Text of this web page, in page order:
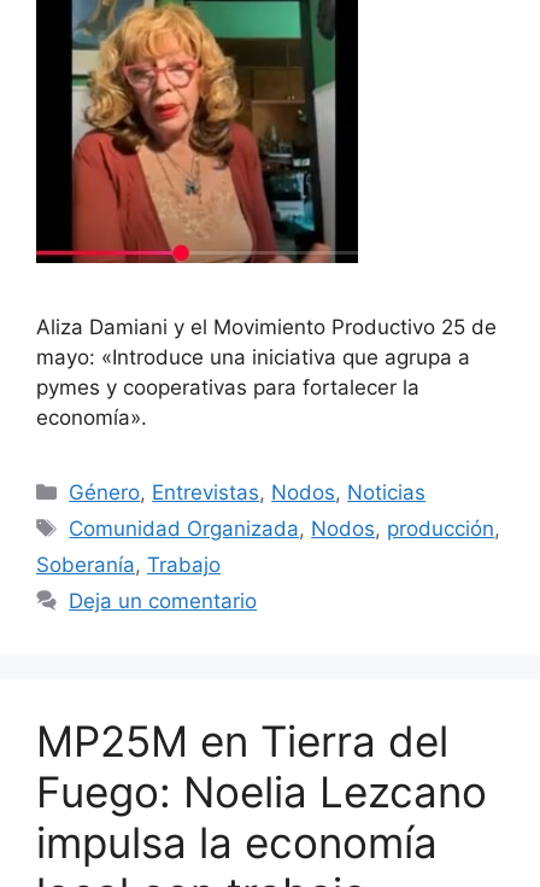
Aliza Damiani y el Movimiento Productivo 25 de
mayo: «Introduce una iniciativa que agrupa a
pymes y cooperativas para fortalecer la
economía».
Género, Entrevistas, Nodos, Noticias
Comunidad Organizada, Nodos, producción,
Soberanía, Trabajo
Deja un comentario
MP25M en Tierra del
Fuego: Noelia Lezcano
impulsa la economía